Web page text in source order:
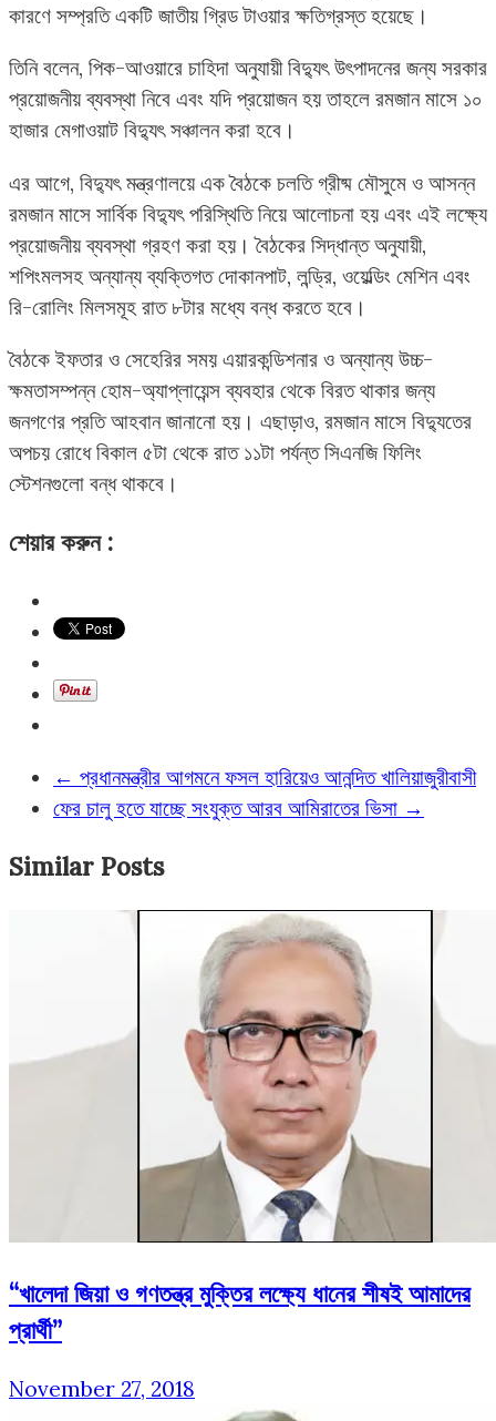
কারণে সম্প্রতি একটি জাতীয় গ্রিড টাওয়ার ক্ষতিগ্রস্ত হয়েছে।
তিনি বলেন, পিক-আওয়ারে চাহিদা অনুযায়ী বিদ্যুৎ উৎপাদনের জন্য সরকার
প্রয়োজনীয় ব্যবস্থা নিবে এবং যদি প্রয়োজন হয় তাহলে রমজান মাসে ১০
হাজার মেগাওয়াট বিদ্যুৎ সঞ্চালন করা হবে।
এর আগে, বিদ্যুৎ মন্ত্রণালয়ে এক বৈঠকে চলতি গ্রীষ্ম মৌসুমে ও আসন্ন
রমজান মাসে সার্বিক বিদ্যুৎ পরিস্থিতি নিয়ে আলোচনা হয় এবং এই লক্ষ্যে
প্রয়োজনীয় ব্যবস্থা গ্রহণ করা হয়। বৈঠকের সিদ্ধান্ত অনুযায়ী,
শপিংমলসহ অন্যান্য ব্যক্তিগত দোকানপাট, লন্ড্রি, ওয়েল্ডিং মেশিন এবং
রি-রোলিং মিলসমূহ রাত ৮টার মধ্যে বন্ধ করতে হবে।
বৈঠকে ইফতার ও সেহেরির সময় এয়ারকন্ডিশনার ও অন্যান্য উচ্চ-
ক্ষমতাসম্পন্ন হোম-অ্যাপ্লায়েন্স ব্যবহার থেকে বিরত থাকার জন্য
জনগণের প্রতি আহবান জানানো হয়। এছাড়াও, রমজান মাসে বিদ্যুতের
অপচয় রোধে বিকাল ৫টা থেকে রাত ১১টা পর্যন্ত সিএনজি ফিলিং
স্টেশনগুলো বন্ধ থাকবে।
শেয়ার করুন :
← প্রধানমন্ত্রীর আগমনে ফসল হারিয়েও আনন্দিত খালিয়াজুরীবাসী
ফের চালু হতে যাচ্ছে সংযুক্ত আরব আমিরাতের ভিসা →
Similar Posts
“খালেদা জিয়া ও গণতন্ত্র মুক্তির লক্ষ্যে ধানের শীষই আমাদের
প্রার্থী”
November 27, 2018